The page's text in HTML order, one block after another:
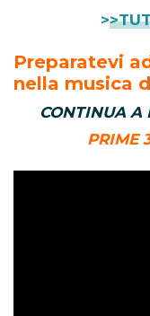
Preparatevi
nella musica
CONTINUA A
PRIME